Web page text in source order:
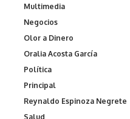
Multimedia
Negocios
Olor a Dinero
Oralia Acosta García
Política
Principal
Reynaldo Espinoza Negrete
Salud